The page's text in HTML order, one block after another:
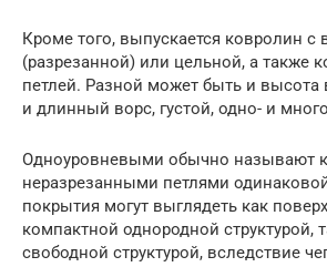
Кроме того, выпускается ковролин с
(разрезанной) или цельной, а также
петлей. Разной может быть и
и длинный ворс, густой, одно- и
Одноуровневыми обычно называют
неразрезанными петлями
покрытия могут выглядеть как
компактной однородной структурой,
свободной структурой, вследствие